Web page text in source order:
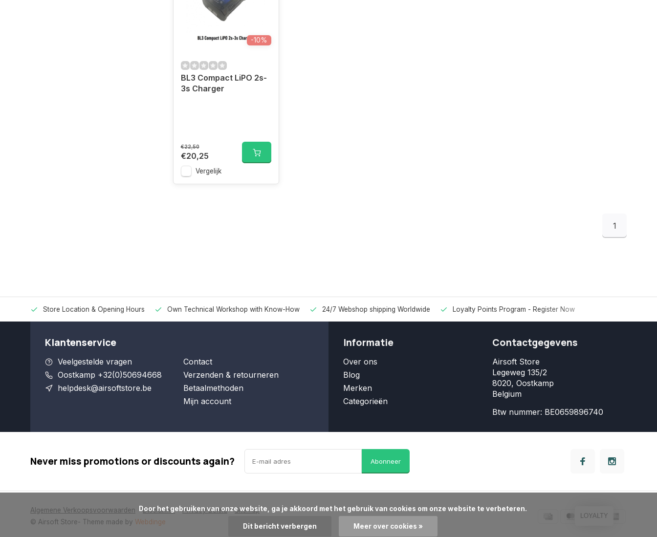
-10%
BL3 Compact LiPO 2s-
3s Charger
€22,50
€20,25
Vergelijk
1
Store Location & Opening Hours Own Technical Workshop with Know-How 24/7 Webshop shipping Worldwide Loyalty Points Program - Register Now
Klantenservice
Veelgestelde vragen
Oostkamp +32(0)50694668
helpdesk@airsoftstore.be
Contact
Verzenden & retourneren
Betaalmethoden
Mijn account
Informatie
Over ons
Blog
Merken
Categorieën
Contactgegevens
Airsoft Store
Legeweg 135/2
8020, Oostkamp
Belgium
Btw nummer: BE0659896740
Never miss promotions or discounts again? Abonneer
Algemene Verkoopsvoorwaarden Disclaimer Privacy Beleid
Sitemap
© Airsoft Store- Theme made by Webdinge
      Door het gebruiken van onze website, ga je akkoord met het gebruik van cookies om onze website te verbeteren.
Dit bericht verbergen Meer over cookies »
LOYALTY